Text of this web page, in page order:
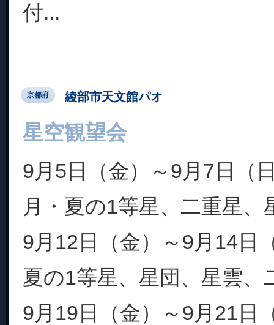
付...
京都府 綾部市天文館パオ
星空観望会
9月5日（金）～9月7日（
月・夏の1等星、二重星、
9月12日（金）～9月14日
夏の1等星、星団、星雲、
9月19日（金）～9月21日